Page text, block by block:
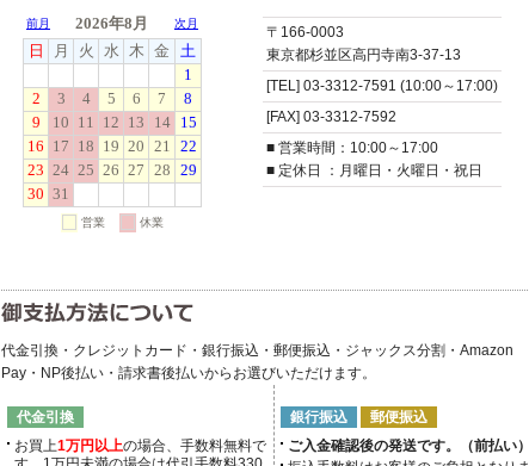
〒166-0003
東京都杉並区高円寺南3-37-13
[TEL] 03-3312-7591 (10:00～17:00)
[FAX] 03-3312-7592
■ 営業時間：10:00～17:00
■ 定休日 ：月曜日・火曜日・祝日
代金引換・クレジットカード・銀行振込・郵便振込・ジャックス分割・Amazon
Pay・NP後払い・請求書後払いからお選びいただけます。
代金引換
お買上1万円以上の場合、手数料無料で
銀行振込
郵便振込
ご入金確認後の発送です。（前払い）